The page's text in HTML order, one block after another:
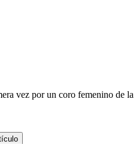
vez por un coro femenino de la